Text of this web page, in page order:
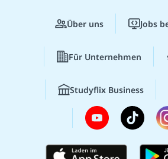
Über uns Jobs
Für Unternehmen
Studyflix Business